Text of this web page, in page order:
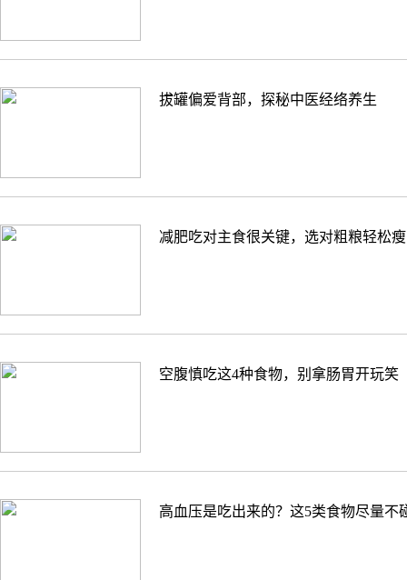
拔罐偏爱背部，探秘中医经络养生
减肥吃对主食很关键，选对粗粮轻松瘦
空腹慎吃这4种食物，别拿肠胃开玩笑
高血压是吃出来的？这5类食物尽量不